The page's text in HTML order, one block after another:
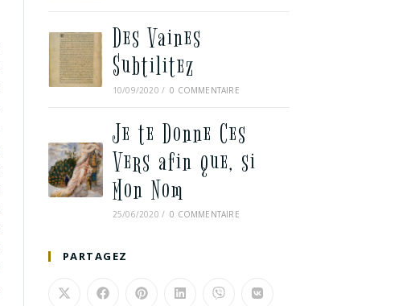
Des Vaines
Subtilitez
10/09/2020 / 0 COMMENTAIRE
Je te Donne Ces
Vers afin que, si
Mon Nom
25/06/2020 / 0 COMMENTAIRE
PARTAGEZ